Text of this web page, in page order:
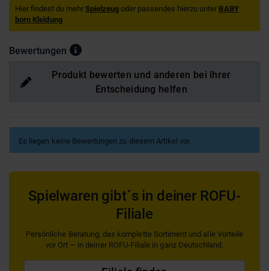
Hier findest du mehr Spielzeug oder passendes hierzu unter BABY
born Kleidung
Bewertungen
Produkt bewerten und anderen bei ihrer
Entscheidung helfen
Es liegen keine Bewertungen zu diesem Artikel vor.
Spielwaren gibt´s in deiner ROFU-
Filiale
Persönliche Beratung, das komplette Sortiment und alle Vorteile
vor Ort — in deiner ROFU-Filiale in ganz Deutschland.